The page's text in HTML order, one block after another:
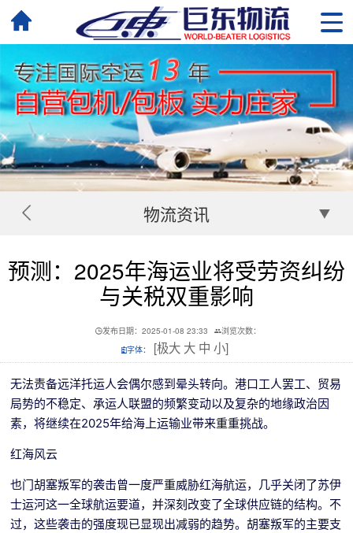
物流资讯
预测：2025年海运业将受劳资纠纷
与关税双重影响
发布日期：2025-01-08 23:33
浏览次数：
字体：
[极大 大 中 小]
无法责备远洋托运人会偶尔感到晕头转向。港口工人罢工、贸易
局势的不稳定、承运人联盟的频繁变动以及复杂的地缘政治因
素，将继续在2025年给海上运输业带来重重挑战。
红海风云
也门胡塞叛军的袭击曾一度严重威胁红海航运，几乎关闭了苏伊
士运河这一全球航运要道，并深刻改变了全球供应链的结构。不
过，这些袭击的强度现已显现出减弱的趋势。胡塞叛军的主要支